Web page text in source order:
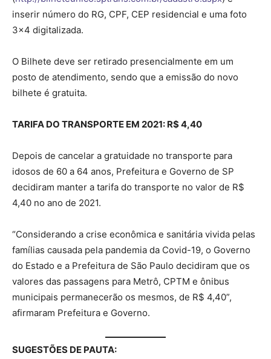
inserir número do RG, CPF, CEP residencial e uma foto
3×4 digitalizada.
O Bilhete deve ser retirado presencialmente em um
posto de atendimento, sendo que a emissão do novo
bilhete é gratuita.
TARIFA DO TRANSPORTE EM 2021: R$ 4,40
Depois de cancelar a gratuidade no transporte para
idosos de 60 a 64 anos, Prefeitura e Governo de SP
decidiram manter a tarifa do transporte no valor de R$
4,40 no ano de 2021.
“Considerando a crise econômica e sanitária vivida pelas
famílias causada pela pandemia da Covid-19, o Governo
do Estado e a Prefeitura de São Paulo decidiram que os
valores das passagens para Metrô, CPTM e ônibus
municipais permanecerão os mesmos, de R$ 4,40”,
afirmaram Prefeitura e Governo.
SUGESTÕES DE PAUTA: